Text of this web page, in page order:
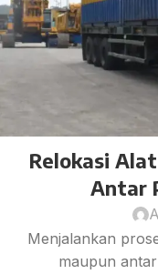
Relokasi
Antar
Menjalankan
maupun